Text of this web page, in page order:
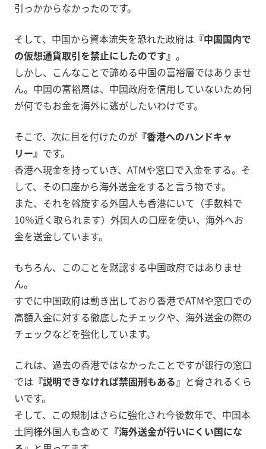
引っかからなかったのです。
そして、中国から資本流失を恐れた政府は 『中国国内で
の仮想通貨取引を禁止にしたのです』 。
しかし、こんなことで諦める中国の富裕層ではありませ
ん。中国の富裕層は、中国政府を信用していないため何
が何でもお金を海外に逃がしたいわけです。
そこで、次に目を付けたのが 『香港へのハンドキャ
リー』 です。
香港へ現金を持っていき、ATMや窓口で入金をする。そ
して、その口座から海外送金をすると言う物です。
また、それを斡旋する外国人も香港にいて（手数料で
10％近く取られます）外国人の口座を使い、海外へお
金を送金しています。
もちろん、このことを黙認する中国政府ではありませ
ん。
すでに中国政府は動き出しており香港でATMや窓口での
高額入金に対する徹底したチェックや、海外送金の際の
チェックなどを強化しています。
これは、過去の香港ではなかったことですが銀行の窓口
では 『説明できなければ禁固刑もある』 と脅されるくら
いです。
そして、この規制はさらに強化され今後数年で、中国本
土同様外国人も含めて 『海外送金が行いにくい国にな